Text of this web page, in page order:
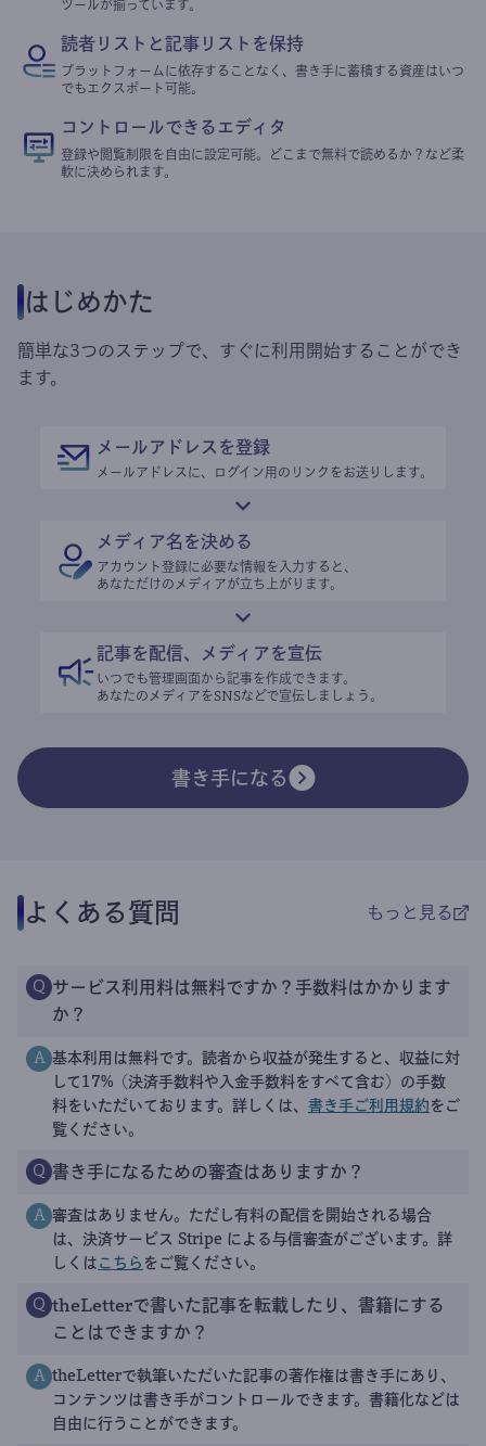
ツールが揃っています。
読者リストと記事リストを保持
プラットフォームに依存することなく、書き手に蓄積する資産はいつ
でもエクスポート可能。
コントロールできるエディタ
登録や閲覧制限を自由に設定可能。どこまで無料で読めるか？など柔
軟に決められます。
はじめかた
簡単な3つのステップで、すぐに利用開始することができ
ます。
メールアドレスを登録
メールアドレスに、ログイン用のリンクをお送りします。
メディア名を決める
アカウント登録に必要な情報を入力すると、
あなただけのメディアが立ち上がります。
記事を配信、メディアを宣伝
いつでも管理画面から記事を作成できます。
あなたのメディアをSNSなどで宣伝しましょう。
書き手になる
よくある質問 もっと見る
Q サービス利用料は無料ですか？手数料はかかります
か？
A 基本利用は無料です。読者から収益が発生すると、収益に対
して17%（決済手数料や入金手数料をすべて含む）の手数
料をいただいております。詳しくは、 書き手ご利用規約 をご
覧ください。
Q 書き手になるための審査はありますか？
A 審査はありません。ただし有料の配信を開始される場合
は、決済サービス Stripe による与信審査がございます。詳
しくは こちら をご覧ください。
Q theLetterで書いた記事を転載したり、書籍にする
ことはできますか？
A theLetterで執筆いただいた記事の著作権は書き手にあり、
コンテンツは書き手がコントロールできます。書籍化などは
自由に行うことができます。